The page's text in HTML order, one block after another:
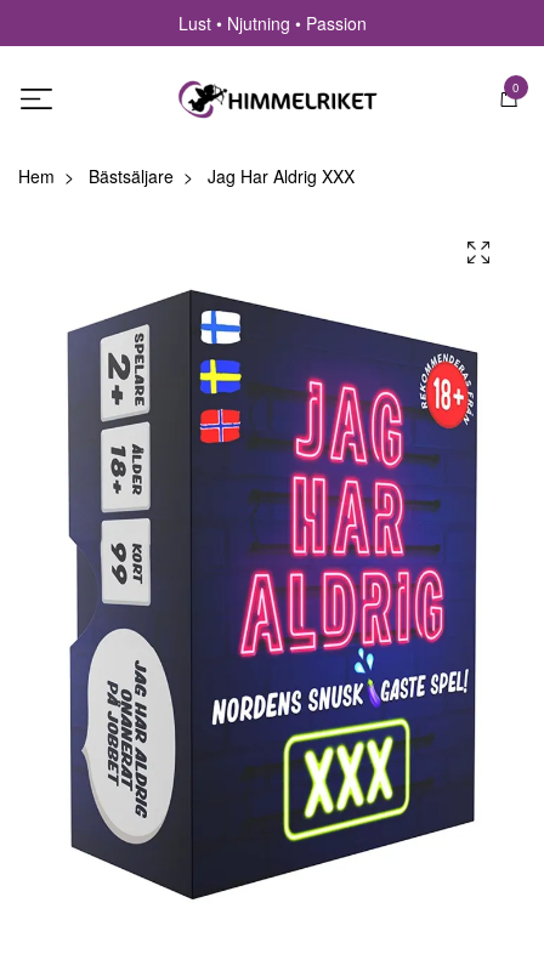
Lust • Njutning • Passion
0
Hem Bästsäljare Jag Har Aldrig XXX